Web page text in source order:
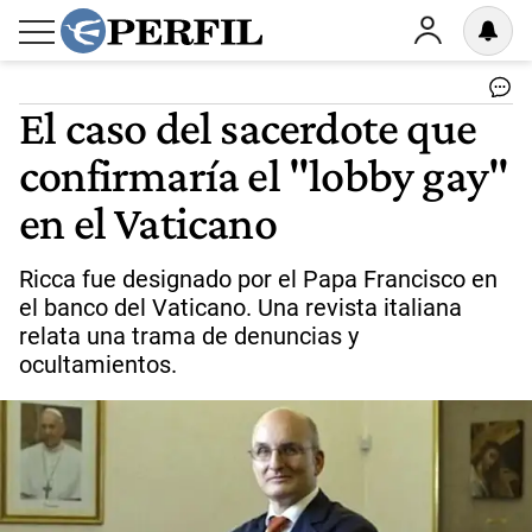
El caso del sacerdote que
confirmaría el "lobby gay"
en el Vaticano
Ricca fue designado por el Papa Francisco en
el banco del Vaticano. Una revista italiana
relata una trama de denuncias y
ocultamientos.